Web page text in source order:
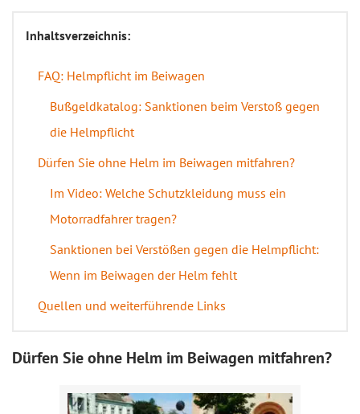
Inhaltsverzeichnis:
FAQ: Helmpflicht im Beiwagen
Bußgeldkatalog: Sanktionen beim Verstoß gegen
die Helmpflicht
Dürfen Sie ohne Helm im Beiwagen mitfahren?
Im Video: Welche Schutzkleidung muss ein
Motorradfahrer tragen?
Sanktionen bei Verstößen gegen die Helmpflicht:
Wenn im Beiwagen der Helm fehlt
Quellen und weiterführende Links
Dürfen Sie ohne Helm im Beiwagen mitfahren?